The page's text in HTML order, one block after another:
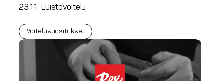
23.11. Luistovoitelu
Voitelusuositukset